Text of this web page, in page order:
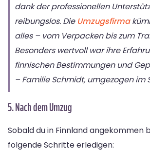
dank der professionellen
reibungslos. Die Umzugsfirma
alles – vom Verpacken bis zum
Besonders wertvoll war ihre
finnischen Bestimmungen und
– Familie Schmidt, umgezogen im
5. Nach dem Umzug
Sobald du in Finnland angekommen
folgende Schritte erledigen: